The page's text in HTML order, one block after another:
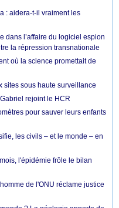
: aidera-t-il vraiment les
dans l’affaire du logiciel espion
la répression transnationale
où la science promettait de
sites sous haute surveillance
rejoint le HCR
pour sauver leurs enfants
les civils – et le monde – en
l'épidémie frôle le bilan
de l'ONU réclame justice